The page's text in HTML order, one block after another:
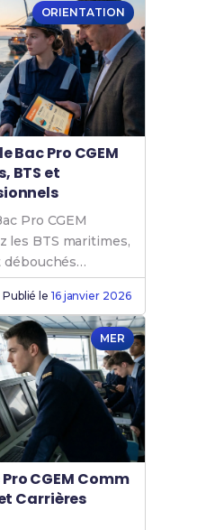
ORIENTATION
Bac Pro CGEM
BTS et
Pro CGEM
les BTS maritimes,
débouchés
à vous.
Publié le 16 janvier 2026
MER
CGEM Comm
Carrières